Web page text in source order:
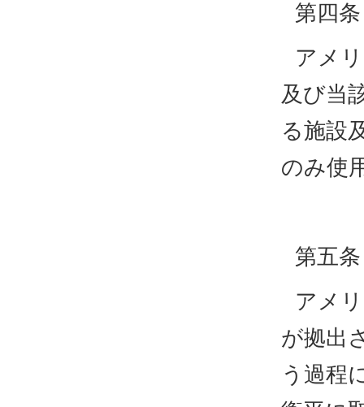
第四条
アメ
及び当
る施設
のみ使
第五条
アメ
が拠出
う過程